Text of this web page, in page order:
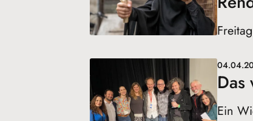
Das
Ein